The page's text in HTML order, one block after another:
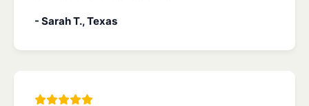
- Sarah T., Texas